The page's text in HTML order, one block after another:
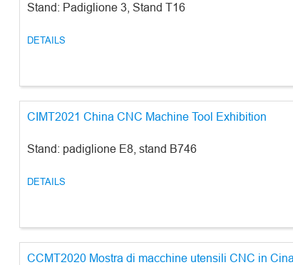
Stand: Padiglione 3, Stand T16
DETAILS
CIMT2021 China CNC Machine Tool Exhibition
Stand: padiglione E8, stand B746
DETAILS
CCMT2020 Mostra di macchine utensili CNC in Cina